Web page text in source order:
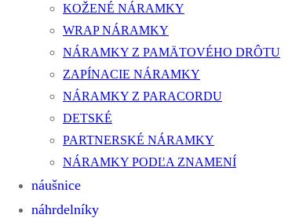
KOŽENÉ NÁRAMKY
WRAP NÁRAMKY
NÁRAMKY Z PAMÄTOVÉHO DRÔTU
ZAPÍNACIE NÁRAMKY
NÁRAMKY Z PARACORDU
DETSKÉ
PARTNERSKÉ NÁRAMKY
NÁRAMKY PODĽA ZNAMENÍ
náušnice
náhrdelníky